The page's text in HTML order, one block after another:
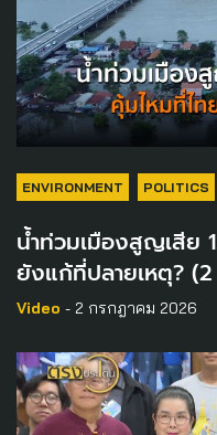
ENVIRONMENT POLITICS
น้ำท่วมเมืองสูญเสีย
ยังแก้ที่ปลายเหตุ?
Video - 2 กรกฎาคม 2026